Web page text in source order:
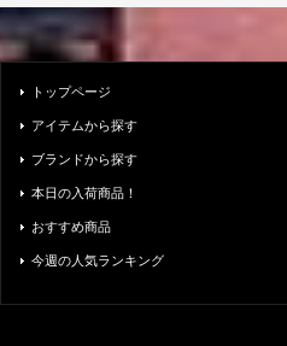
トップページ
アイテムから探す
ブランドから探す
本日の入荷商品！
おすすめ商品
今週の人気ランキング